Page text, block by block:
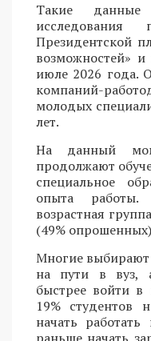
Такие
исследования
Президентской
возможностей»
июле 2026 года.
компаний-
молодых
лет.
На данный
продолжают
специальное
опыта
возрастная
(49%
Многие выбирают
на пути в вуз,
быстрее войти
19% студентов
начать